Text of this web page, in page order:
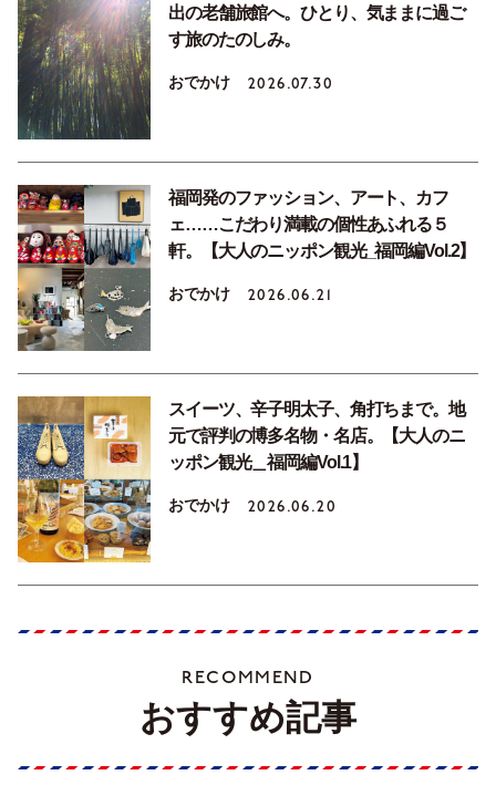
出の老舗旅館へ。ひとり、気ままに過ご
す旅のたのしみ。
おでかけ 2026.07.30
福岡発のファッション、アート、カフ
ェ……こだわり満載の個性あふれる５
軒。【大人のニッポン観光_福岡編Vol.2】
おでかけ 2026.06.21
スイーツ、辛子明太子、角打ちまで。地
元で評判の博多名物・名店。【大人のニ
ッポン観光＿福岡編Vol.1】
おでかけ 2026.06.20
RECOMMEND
おすすめ記事